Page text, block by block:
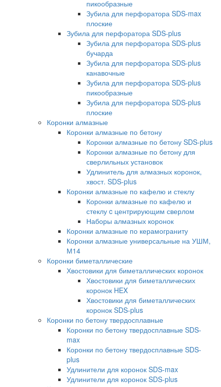
пикообразные
Зубила для перфоратора SDS-max
плоские
Зубила для перфоратора SDS-plus
Зубила для перфоратора SDS-plus
бучарда
Зубила для перфоратора SDS-plus
канавочные
Зубила для перфоратора SDS-plus
пикообразные
Зубила для перфоратора SDS-plus
плоские
Коронки алмазные
Коронки алмазные по бетону
Коронки алмазные по бетону SDS-plus
Коронки алмазные по бетону для
сверлильных установок
Удлинитель для алмазных коронок,
хвост. SDS-plus
Коронки алмазные по кафелю и стеклу
Коронки алмазные по кафелю и
стеклу c центрирующим сверлом
Наборы алмазных коронок
Коронки алмазные по керамограниту
Коронки алмазные универсальные на УШМ,
М14
Коронки биметаллические
Хвостовики для биметаллических коронок
Хвостовики для биметаллических
коронок HEX
Хвостовики для биметаллических
коронок SDS-plus
Коронки по бетону твердосплавные
Коронки по бетону твердосплавные SDS-
max
Коронки по бетону твердосплавные SDS-
plus
Удлинители для коронок SDS-max
Удлинители для коронок SDS-plus